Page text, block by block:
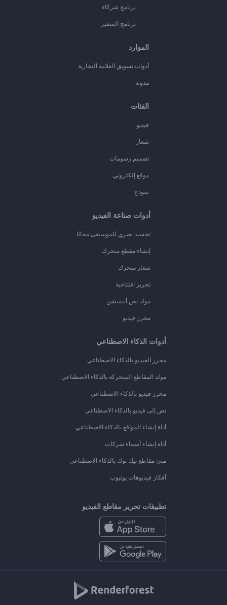
برنامج شركاء
برنامج السفير
الموارد
أدوات تسويق العلامة التجارية
مدونة
الفئات
فيديو
شعار
تصميم رسومات
موقع إلكتروني
نموذج
أدوات صناعة الفيديو
تجسيد بصري للموسيقى مجانًا
إنشاء مقطع متحرك
شعار متحرك
تحرير افتتاحية
مولد نص أنيميشن
محرر فيديو
أدوات الذكاء الاصطناعي
محرر الفيديو بالذكاء الاصطناعي
مولد المقاطع المتحركة بالذكاء الاصطناعي
محرر فيديو بالذكاء الاصطناعي
نص إلى فيديو بالذكاء الاصطناعي
أداة إنشاء المواقع بالذكاء الاصطناعي
أداة إنشاء أسماء شركات
منئ مقاطع تيك توك بالذكاء الاصطناعي
أفكار فيديوهات يوتيوب
تطبيقات تحرير مقاطع الفيديو